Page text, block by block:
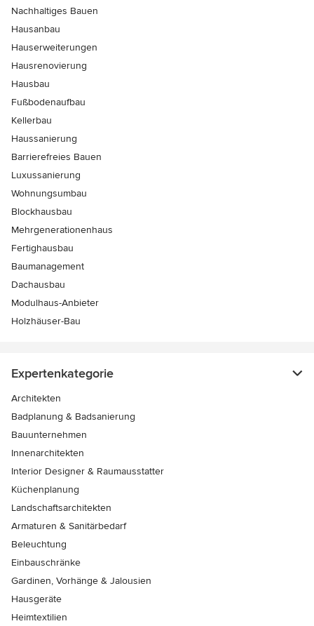
Nachhaltiges Bauen
Hausanbau
Hauserweiterungen
Hausrenovierung
Hausbau
Fußbodenaufbau
Kellerbau
Haussanierung
Barrierefreies Bauen
Luxussanierung
Wohnungsumbau
Blockhausbau
Mehrgenerationenhaus
Fertighausbau
Baumanagement
Dachausbau
Modulhaus-Anbieter
Holzhäuser-Bau
Expertenkategorie
Architekten
Badplanung & Badsanierung
Bauunternehmen
Innenarchitekten
Interior Designer & Raumausstatter
Küchenplanung
Landschaftsarchitekten
Armaturen & Sanitärbedarf
Beleuchtung
Einbauschränke
Gardinen, Vorhänge & Jalousien
Hausgeräte
Heimtextilien